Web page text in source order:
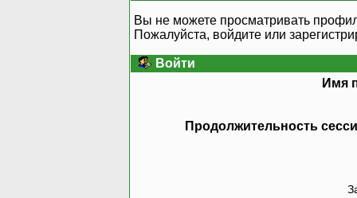
Вы не можете просматривать
Пожалуйста, войдите или
Войти
Имя
Продолжительность